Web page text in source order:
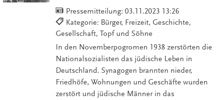
Pressemitteilung: 03.11.2023 13:26
Kategorie: Bürger, Freizeit, Geschichte,
Gesellschaft, Topf und Söhne
In den Novemberpogromen 1938 zerstörten die
Nationalsozialisten das jüdische Leben in
Deutschland. Synagogen brannten nieder,
Friedhöfe, Wohnungen und Geschäfte wurden
zerstört und jüdische Männer in das